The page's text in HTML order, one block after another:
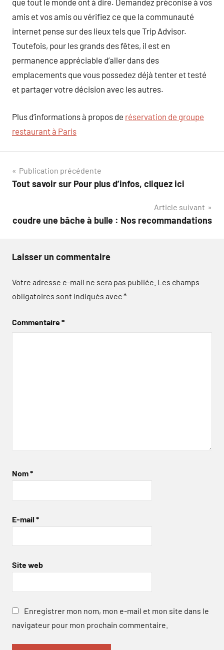
que tout le monde ont à dire. Demandez préconise à vos
amis et vos amis ou vérifiez ce que la communauté
internet pense sur des lieux tels que Trip Advisor.
Toutefois, pour les grands des fêtes, il est en
permanence appréciable d’aller dans des
emplacements que vous possedez déjà tenter et testé
et partager votre décision avec les autres.
Plus d’informations à propos de réservation de groupe
restaurant à Paris
Navigation
de
Publication précédente
Tout savoir sur Pour plus d’infos, cliquez ici
Article suivant
coudre une bâche à bulle : Nos recommandations
Laisser un commentaire
Votre adresse e-mail ne sera pas publiée. Les champs
obligatoires sont indiqués avec*
Commentaire*
Nom*
E-mail *
Site web
Enregistrer mon nom, mon e-mail et mon site dans le
navigateur pour mon prochain commentaire.